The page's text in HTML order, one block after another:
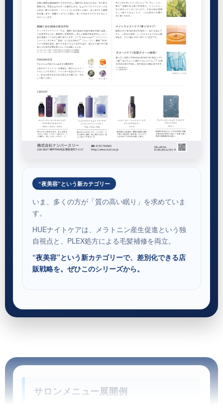
“夜美容”という新カテゴリー
いま、多くの方が「質の高い眠り」を求めていま
す。
HUEナイトケアは、メラトニン産生促進という独
自視点と、PLEX処方による毛髪補修を両立。
“夜美容”という新カテゴリーで、差別化できる店
販戦略を。ぜひこのシリーズから。
サロンメニュー展開例